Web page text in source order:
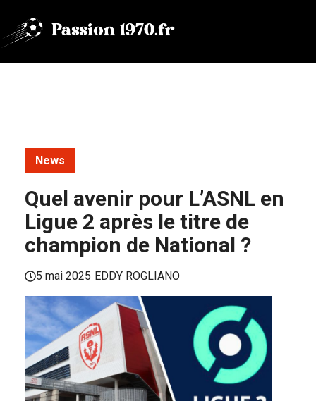
contenu
News
Quel avenir pour L’ASNL en
Ligue 2 après le titre de
champion de National ?
5 mai 2025 EDDY ROGLIANO